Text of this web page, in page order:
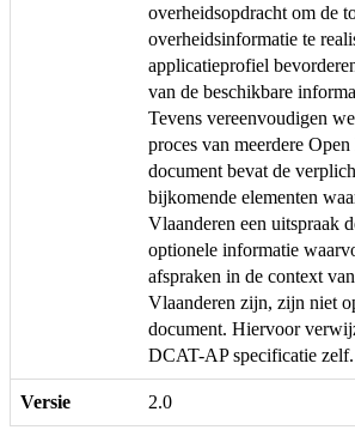
overheidsopdracht om de
overheidsinformatie te
applicatieprofiel
van de beschikbare
Tevens vereenvoudigen
proces van meerdere
document bevat de
bijkomende elementen
Vlaanderen een uitspraak
optionele informatie
afspraken in de context
Vlaanderen zijn, zijn niet
document. Hiervoor
DCAT-AP specificatie zelf.
Versie 2.0